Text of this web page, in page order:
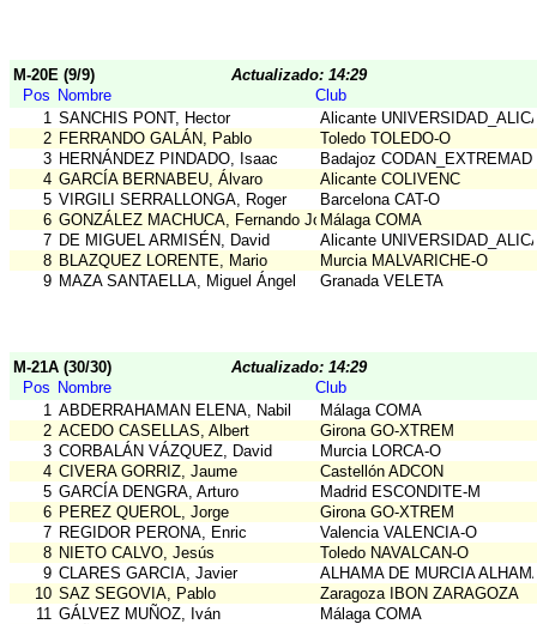
M-20E (9/9)
Actualizado: 14:29
Pos Nombre
Club
1 SANCHIS PONT, Hector
Alicante
2 FERRANDO GALÁN, Pablo
Toledo TOLEDO-O
3 HERNÁNDEZ PINDADO, Isaac
Badajoz
4 GARCÍA BERNABEU, Álvaro
Alicante COLIVENC
5 VIRGILI SERRALLONGA, Roger
Barcelona CAT-O
6 GONZÁLEZ MACHUCA, Fernando JoséMálaga COMA
7 DE MIGUEL ARMISÉN, David
Alicante
8 BLAZQUEZ LORENTE, Mario
Murcia MALVARICHE-O
9 MAZA SANTAELLA, Miguel Ángel Granada VELETA
M-21A (30/30)
Actualizado: 14:29
Pos Nombre
Club
1 ABDERRAHAMAN ELENA, Nabil
Málaga COMA
2 ACEDO CASELLAS, Albert
Girona GO-XTREM
3 CORBALÁN VÁZQUEZ, David
Murcia LORCA-O
4 CIVERA GORRIZ, Jaume
Castellón ADCON
5 GARCÍA DENGRA, Arturo
Madrid ESCONDITE-M
6 PEREZ QUEROL, Jorge
Girona GO-XTREM
7 REGIDOR PERONA, Enric
Valencia VALENCIA-O
8 NIETO CALVO, Jesús
Toledo NAVALCAN-O
9 CLARES GARCIA, Javier
ALHAMA DE MURCIA
10 SAZ SEGOVIA, Pablo
Zaragoza IBON ZARAGOZA
11 GÁLVEZ MUÑOZ, Iván
Málaga COMA